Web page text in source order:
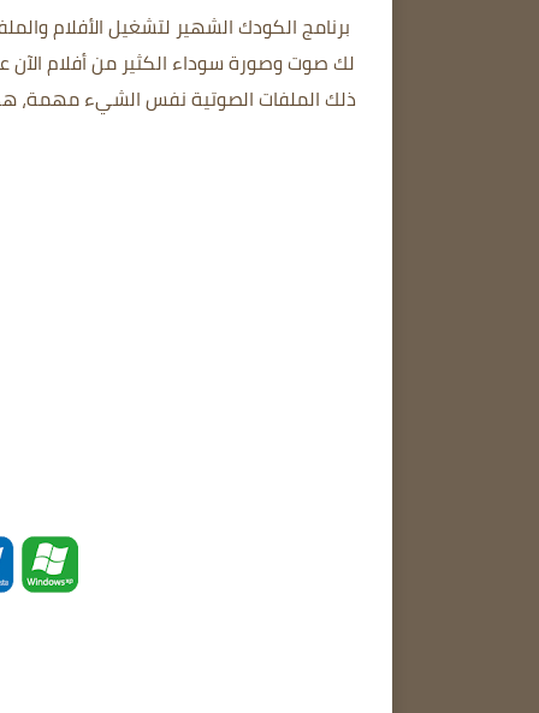
برنامج الكودك الشهير لتشغيل الأفلام
لك صوت وصورة سوداء الكثير من أفلام
ذلك الملفات الصوتية نفس الشيء مهمة،